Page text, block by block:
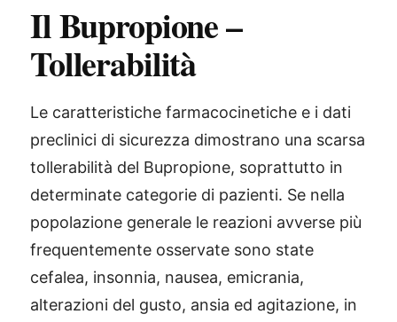
Il Bupropione –
Tollerabilità
Le caratteristiche farmacocinetiche e i dati
preclinici di sicurezza dimostrano una scarsa
tollerabilità del Bupropione, soprattutto in
determinate categorie di pazienti. Se nella
popolazione generale le reazioni avverse più
frequentemente osservate sono state
cefalea, insonnia, nausea, emicrania,
alterazioni del gusto, ansia ed agitazione, in